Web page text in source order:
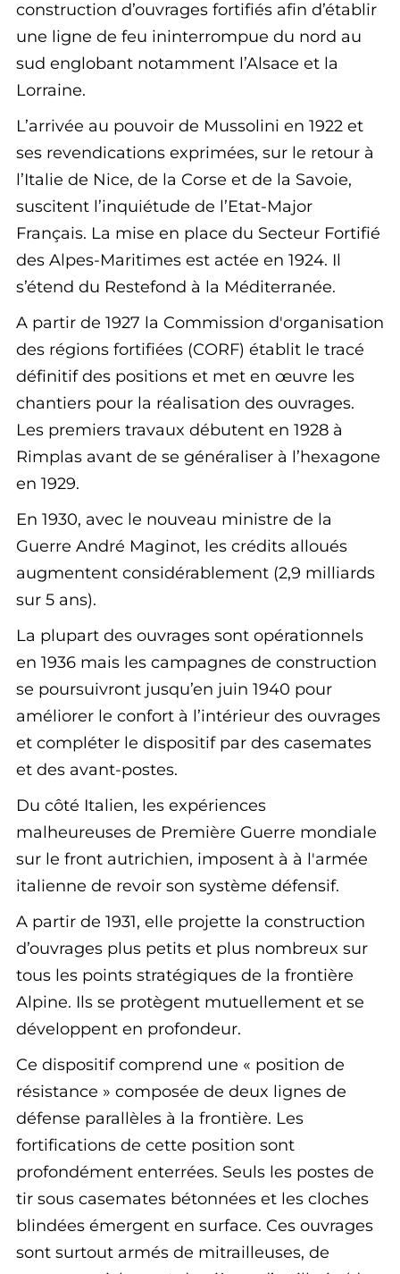
construction d’ouvrages fortifiés afin d’établir
une ligne de feu ininterrompue du nord au
sud englobant notamment l’Alsace et la
Lorraine.
L’arrivée au pouvoir de Mussolini en 1922 et
ses revendications exprimées, sur le retour à
l’Italie de Nice, de la Corse et de la Savoie,
suscitent l’inquiétude de l’Etat-Major
Français. La mise en place du Secteur Fortifié
des Alpes-Maritimes est actée en 1924. Il
s’étend du Restefond à la Méditerranée.
A partir de 1927 la Commission d'organisation
des régions fortifiées (CORF) établit le tracé
définitif des positions et met en œuvre les
chantiers pour la réalisation des ouvrages.
Les premiers travaux débutent en 1928 à
Rimplas avant de se généraliser à l’hexagone
en 1929.
En 1930, avec le nouveau ministre de la
Guerre André Maginot, les crédits alloués
augmentent considérablement (2,9 milliards
sur 5 ans).
La plupart des ouvrages sont opérationnels
en 1936 mais les campagnes de construction
se poursuivront jusqu’en juin 1940 pour
améliorer le confort à l’intérieur des ouvrages
et compléter le dispositif par des casemates
et des avant-postes.
Du côté Italien, les expériences
malheureuses de Première Guerre mondiale
sur le front autrichien, imposent à à l'armée
italienne de revoir son système défensif.
A partir de 1931, elle projette la construction
d’ouvrages plus petits et plus nombreux sur
tous les points stratégiques de la frontière
Alpine. Ils se protègent mutuellement et se
développent en profondeur.
Ce dispositif comprend une « position de
résistance » composée de deux lignes de
défense parallèles à la frontière. Les
fortifications de cette position sont
profondément enterrées. Seuls les postes de
tir sous casemates bétonnées et les cloches
blindées émergent en surface. Ces ouvrages
sont surtout armés de mitrailleuses, de